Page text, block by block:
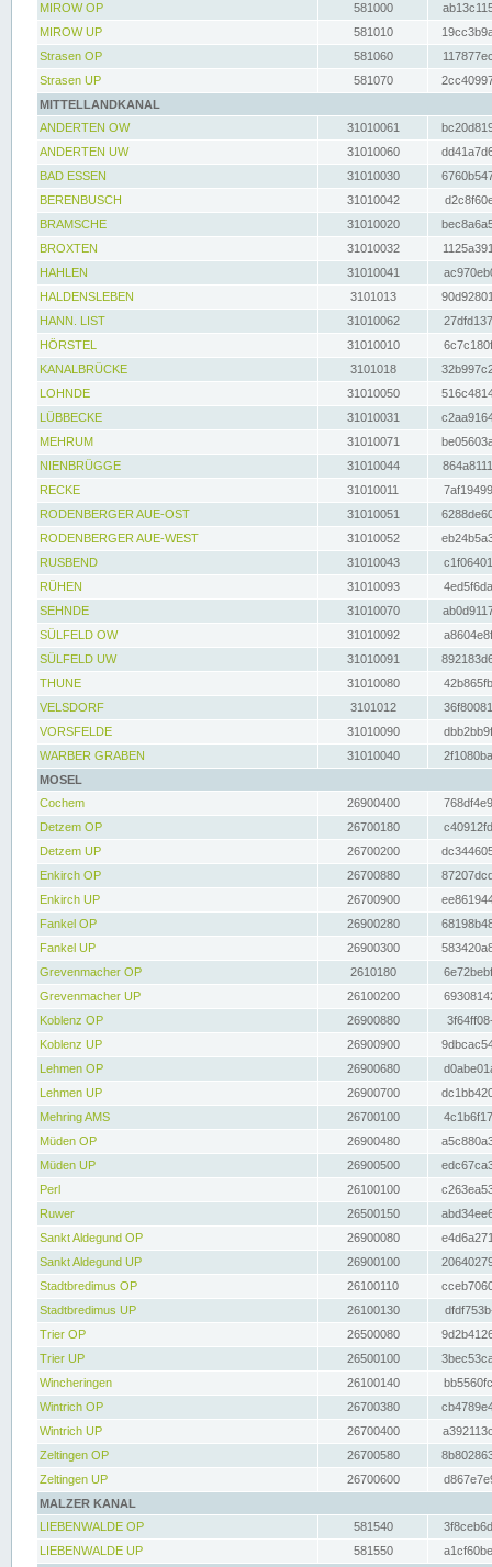
MIROW OP
581000
MIROW UP
581010
Strasen OP
581060
Strasen UP
581070
MITTELLANDKANAL
ANDERTEN OW
31010061
ANDERTEN UW
31010060
BAD ESSEN
31010030
BERENBUSCH
31010042
BRAMSCHE
31010020
BROXTEN
31010032
HAHLEN
31010041
HALDENSLEBEN
3101013
HANN. LIST
31010062
HÖRSTEL
31010010
KANALBRÜCKE
3101018
LOHNDE
31010050
LÜBBECKE
31010031
MEHRUM
31010071
NIENBRÜGGE
31010044
RECKE
31010011
RODENBERGER AUE-OST
31010051
RODENBERGER AUE-WEST
31010052
RUSBEND
31010043
RÜHEN
31010093
SEHNDE
31010070
SÜLFELD OW
31010092
SÜLFELD UW
31010091
THUNE
31010080
VELSDORF
3101012
VORSFELDE
31010090
WARBER GRABEN
31010040
MOSEL
Cochem
26900400
Detzem OP
26700180
Detzem UP
26700200
Enkirch OP
26700880
Enkirch UP
26700900
Fankel OP
26900280
Fankel UP
26900300
Grevenmacher OP
2610180
Grevenmacher UP
26100200
Koblenz OP
26900880
Koblenz UP
26900900
Lehmen OP
26900680
Lehmen UP
26900700
Mehring AMS
26700100
Müden OP
26900480
Müden UP
26900500
Perl
26100100
Ruwer
26500150
Sankt Aldegund OP
26900080
Sankt Aldegund UP
26900100
Stadtbredimus OP
26100110
Stadtbredimus UP
26100130
Trier OP
26500080
Trier UP
26500100
Wincheringen
26100140
Wintrich OP
26700380
Wintrich UP
26700400
Zeltingen OP
26700580
Zeltingen UP
26700600
MALZER KANAL
LIEBENWALDE OP
581540
LIEBENWALDE UP
581550